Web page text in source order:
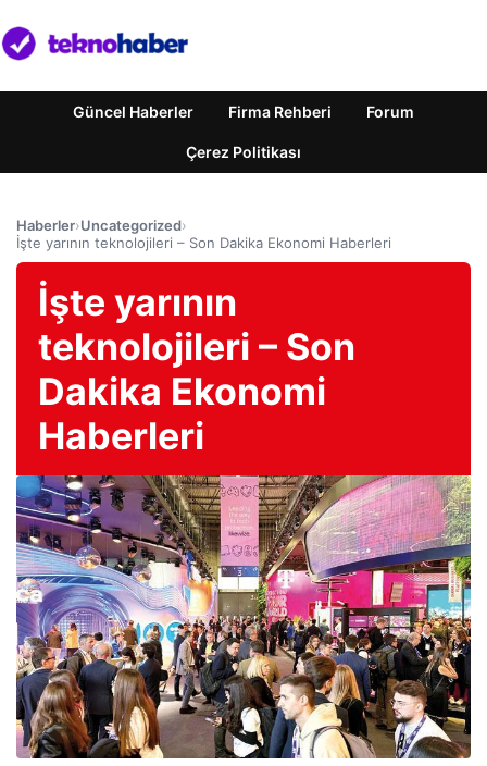
Güncel Haberler Firma Rehberi Forum
Çerez Politikası
Haberler›Uncategorized›
İşte yarının teknolojileri – Son Dakika Ekonomi Haberleri
İşte yarının
teknolojileri – Son
Dakika Ekonomi
Haberleri